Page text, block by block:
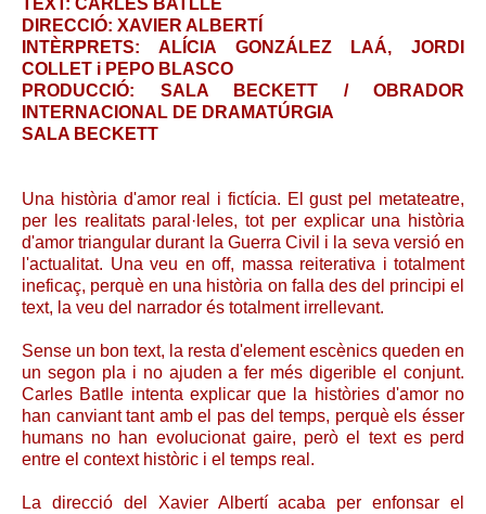
TEXT: CARLES BATLLE
DIRECCIÓ: XAVIER ALBERTÍ
INTÈRPRETS: ALÍCIA GONZÁLEZ LAÁ, JORDI
COLLET i PEPO BLASCO
PRODUCCIÓ: SALA BECKETT / OBRADOR
INTERNACIONAL DE DRAMATÚRGIA
SALA BECKETT
Una història d'amor real i fictícia. El gust pel metateatre,
per les realitats paral·leles, tot per explicar una història
d'amor triangular durant la Guerra Civil i la seva versió en
l'actualitat. Una veu en off, massa reiterativa i totalment
ineficaç, perquè en una història on falla des del principi el
text, la veu del narrador és totalment irrellevant.
Sense un bon text, la resta d'element escènics queden en
un segon pla i no ajuden a fer més digerible el conjunt.
Carles Batlle intenta explicar que la històries d'amor no
han canviant tant amb el pas del temps, perquè els ésser
humans no han evolucionat gaire, però el text es perd
entre el context històric i el temps real.
La direcció del Xavier Albertí acaba per enfonsar el